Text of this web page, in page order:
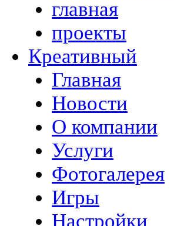
главная
проекты
Креативный
Главная
Новости
О компании
Услуги
Фотогалерея
Игры
Наcтройки